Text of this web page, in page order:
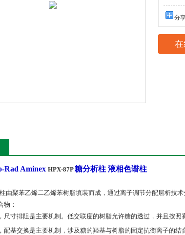
分
Rad Aminex HPX-87P糖分析柱 液相色谱柱
由聚苯乙烯二乙烯苯树脂填装而成，通过离子调节分配层析技
物：
尺寸排阻是主要机制。低交联度的树脂允许糖的透过，并且按照
配基交换是主要机制，涉及糖的羟基与树脂的固定抗衡离子的结